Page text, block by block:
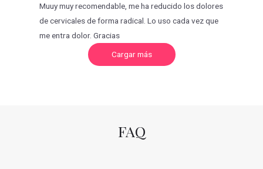
Muuy muy recomendable, me ha reducido los dolores
de cervicales de forma radical. Lo uso cada vez que
me entra dolor. Gracias
Cargar másC
r
FAQ